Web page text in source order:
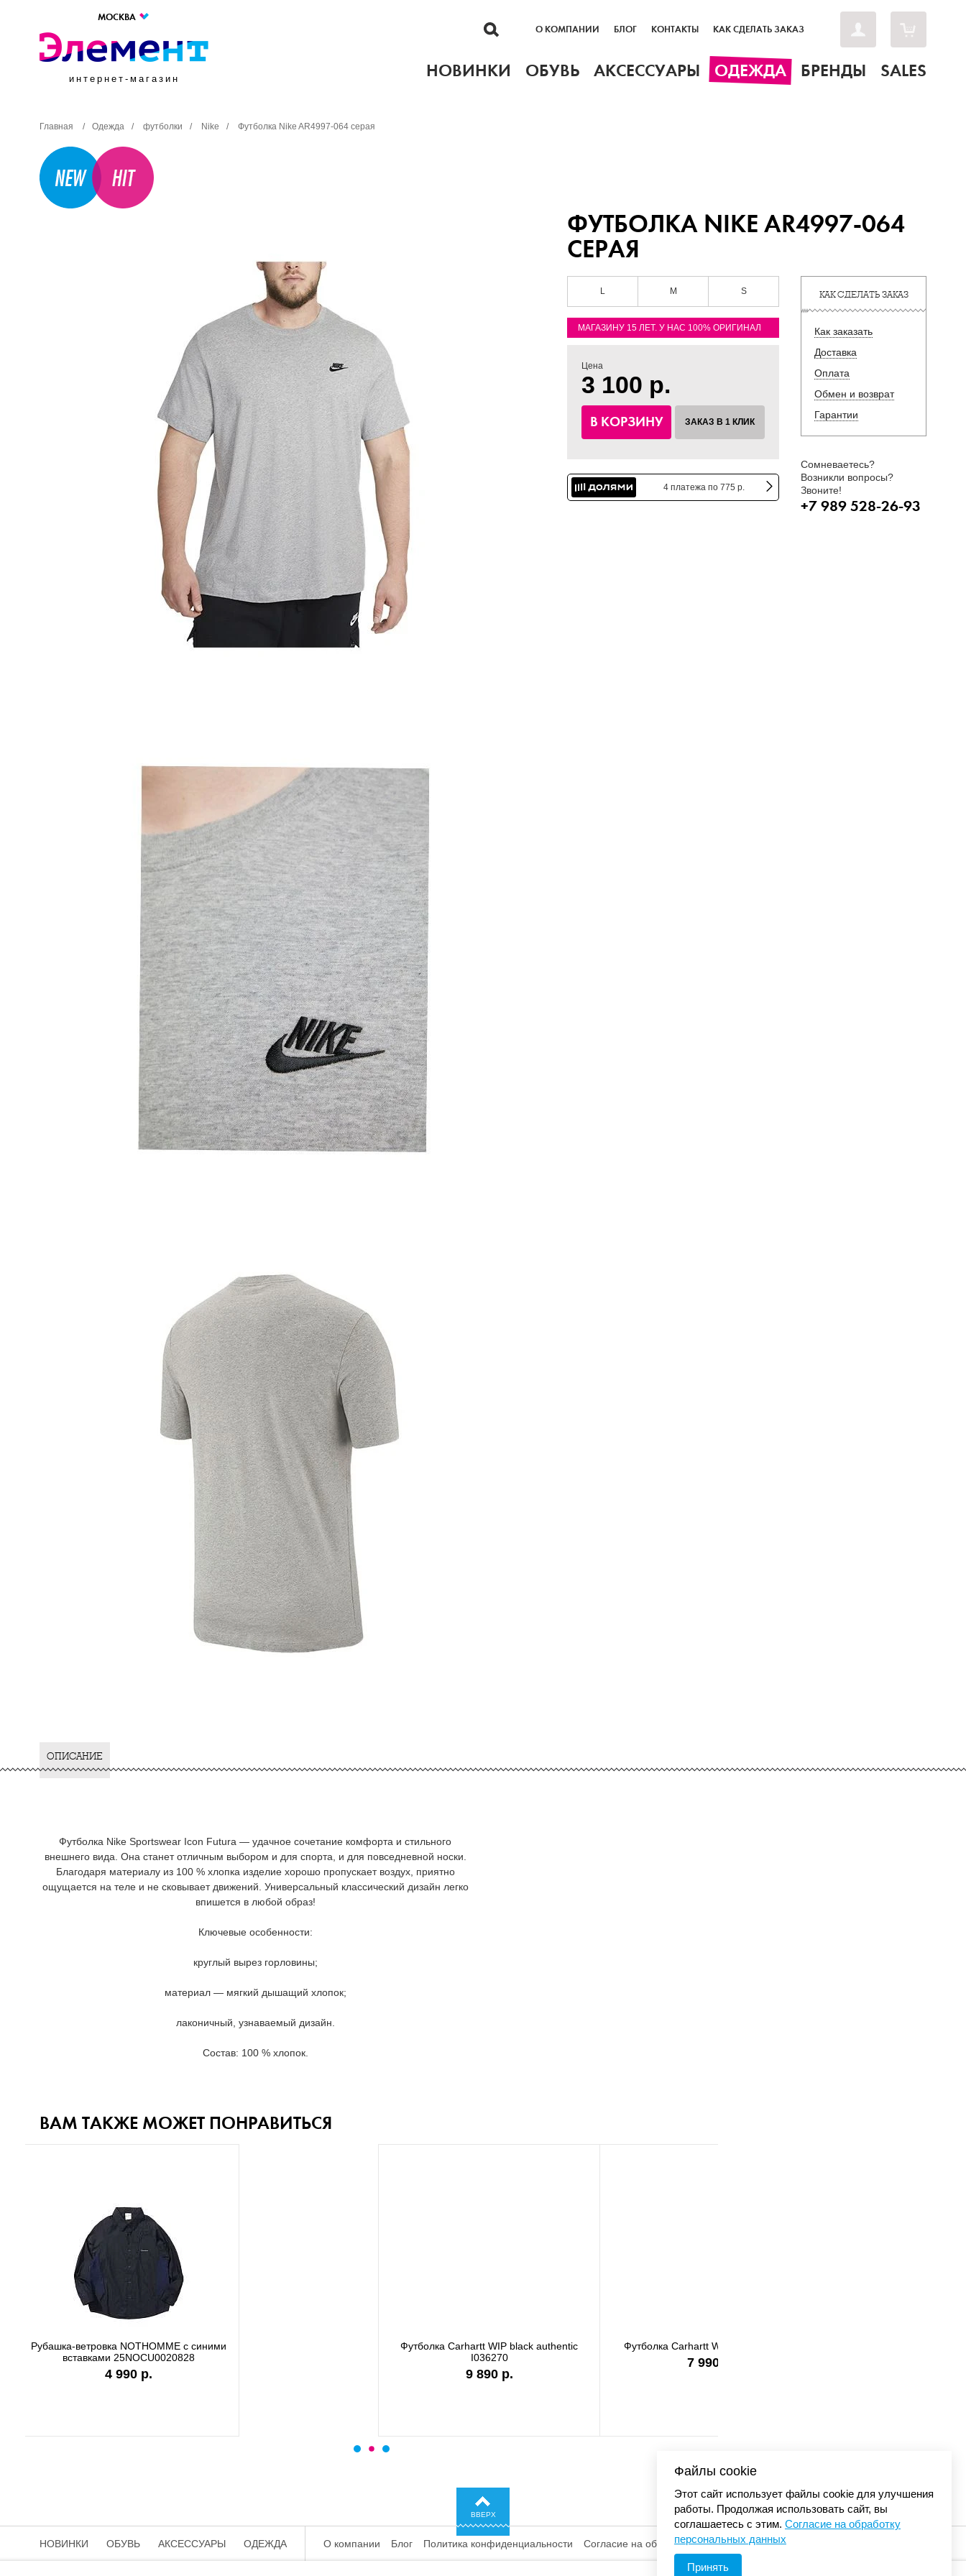
МОСКВА
интернет-магазин
О КОМПАНИИ БЛОГ КОНТАКТЫ КАК СДЕЛАТЬ ЗАКАЗ
НОВИНКИ ОБУВЬ АКСЕССУАРЫ ОДЕЖДА БРЕНДЫ SALES
Главная / Одежда / футболки / Nike / Футболка Nike AR4997-064 серая
ФУТБОЛКА NIKE AR4997-064
СЕРАЯ
L M S
МАГАЗИНУ 15 ЛЕТ. У НАС 100% ОРИГИНАЛ
Цена
3 100 р.
В КОРЗИНУ ЗАКАЗ В 1 КЛИК
4 платежа по 775 р.
КАК СДЕЛАТЬ ЗАКАЗ
Как заказать
Доставка
Оплата
Обмен и возврат
Гарантии
Сомневаетесь?
Возникли вопросы?
Звоните!
+7 989 528-26-93
ОПИСАНИЕ
Футболка Nike Sportswear Icon Futura — удачное сочетание комфорта и стильного
внешнего вида. Она станет отличным выбором и для спорта, и для повседневной носки.
Благодаря материалу из 100 % хлопка изделие хорошо пропускает воздух, приятно
ощущается на теле и не сковывает движений. Универсальный классический дизайн легко
впишется в любой образ!
Ключевые особенности:
круглый вырез горловины;
материал — мягкий дышащий хлопок;
лаконичный, узнаваемый дизайн.
Состав: 100 % хлопок.
ВАМ ТАКЖЕ МОЖЕТ ПОНРАВИТЬСЯ
Футболка Carhartt WIP black authentic
I036270
9 890 р.
Футболка Carhartt WIP white I036244
Футболка Carhartt WIP garment dyed
ВВЕРХ
© «Элемент». 2013-2026 Все права защищены.
НОВИНКИ ОБУВЬ АКСЕССУАРЫ ОДЕЖДА О компании Блог Политика конфиденциальности Согласие на обработку
Файлы cookie
Этот сайт использует файлы cookie для улучшения
работы. Продолжая использовать сайт, вы
соглашаетесь с этим. Согласие на обработку
персональных данных
Принять